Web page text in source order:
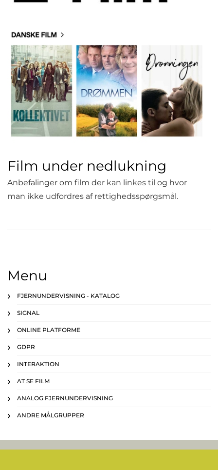
Film under nedlukning
Anbefalinger om film der kan linkes til og hvor
man ikke udfordres af rettighedsspørgsmål.
Menu
FJERNUNDERVISNING - KATALOG
SIGNAL
ONLINE PLATFORME
GDPR
INTERAKTION
AT SE FILM
ANALOG FJERNUNDERVISNING
ANDRE MÅLGRUPPER